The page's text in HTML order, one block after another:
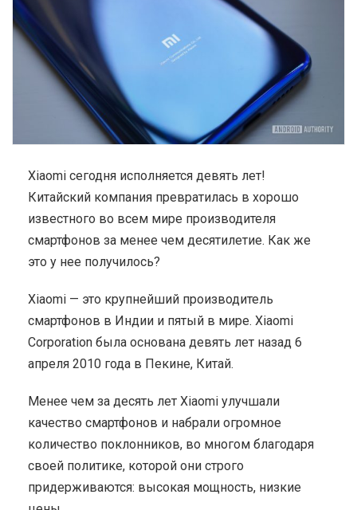
Xiaomi сегодня исполняется девять лет!
Китайский компания превратилась в хорошо
известного во всем мире производителя
смартфонов за менее чем десятилетие. Как же
это у нее получилось?
Xiaomi — это крупнейший производитель
смартфонов в Индии и пятый в мире. Xiaomi
Corporation была основана девять лет назад 6
апреля 2010 года в Пекине, Китай.
Менее чем за десять лет Xiaomi улучшали
качество смартфонов и набрали огромное
количество поклонников, во многом благодаря
своей политике, которой они строго
придерживаются: высокая мощность, низкие